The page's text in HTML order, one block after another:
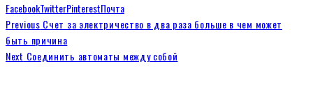
FacebookTwitterPinterestПочта
Previous Счет за электричество в два раза больше в чем может
быть причина
Next Соединить автоматы между собой